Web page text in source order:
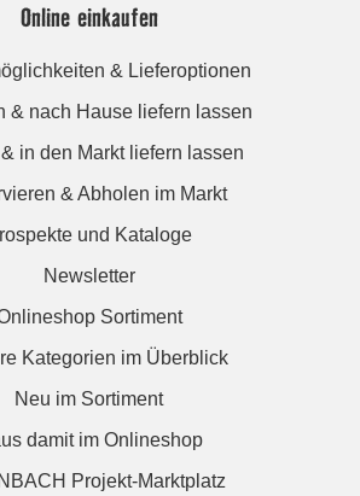
Online einkaufen
& Lieferoptionen
& nach Hause liefern lassen
in den Markt liefern lassen
& Abholen im Markt
und Kataloge
Newsletter
Sortiment
Kategorien im Überblick
Neu im Sortiment
damit im Onlineshop
Projekt-Marktplatz